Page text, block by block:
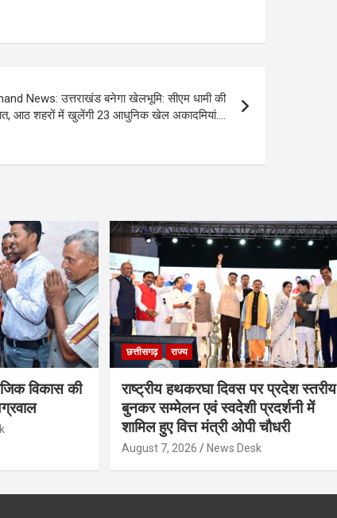
News: उत्तराखंड बनेगा खेलभूमि: सीएम धामी की
आठ शहरों में खुलेंगी 23 आधुनिक खेल अकादमियां….
विकास की
छत्तीसगढ़ राज्य
राष्ट्रीय हथकरघा दिवस पर प्रदेश स्तरीय
बुनकर सम्मेलन एवं स्वदेशी प्रदर्शनी में
शामिल हुए वित्त मंत्री ओपी चौधरी
August 7, 2026 News Desk